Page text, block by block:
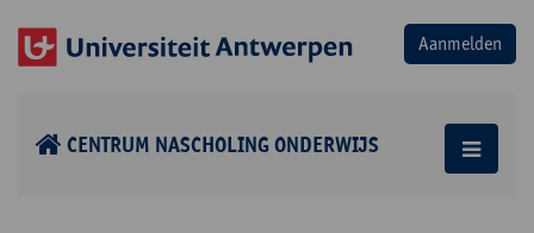
CENTRUM NASCHOLING ONDERWIJS